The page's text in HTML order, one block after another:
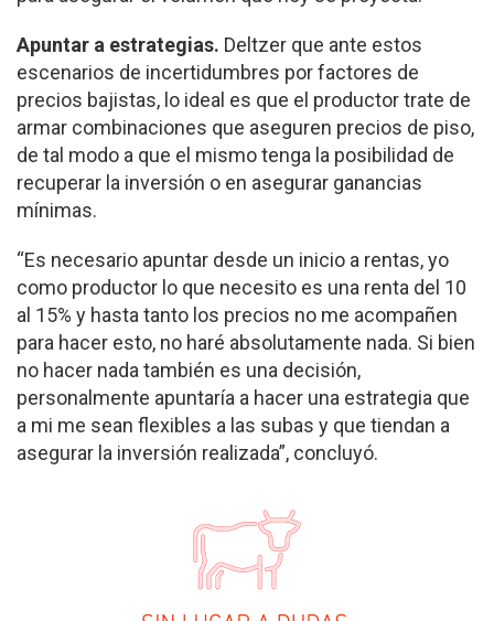
Apuntar a estrategias. Deltzer que ante estos
escenarios de incertidumbres por factores de
precios bajistas, lo ideal es que el productor trate de
armar combinaciones que aseguren precios de piso,
de tal modo a que el mismo tenga la posibilidad de
recuperar la inversión o en asegurar ganancias
mínimas.
“Es necesario apuntar desde un inicio a rentas, yo
como productor lo que necesito es una renta del 10
al 15% y hasta tanto los precios no me acompañen
para hacer esto, no haré absolutamente nada. Si bien
no hacer nada también es una decisión,
personalmente apuntaría a hacer una estrategia que
a mi me sean flexibles a las subas y que tiendan a
asegurar la inversión realizada”, concluyó.